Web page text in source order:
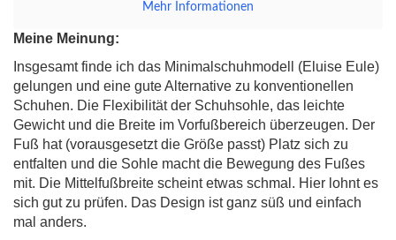
Mehr Informationen
Meine Meinung:
Insgesamt finde ich das Minimalschuhmodell (Eluise Eule)
gelungen und eine gute Alternative zu konventionellen
Schuhen. Die Flexibilität der Schuhsohle, das leichte
Gewicht und die Breite im Vorfußbereich überzeugen. Der
Fuß hat (vorausgesetzt die Größe passt) Platz sich zu
entfalten und die Sohle macht die Bewegung des Fußes
mit. Die Mittelfußbreite scheint etwas schmal. Hier lohnt es
sich gut zu prüfen. Das Design ist ganz süß und einfach
mal anders.